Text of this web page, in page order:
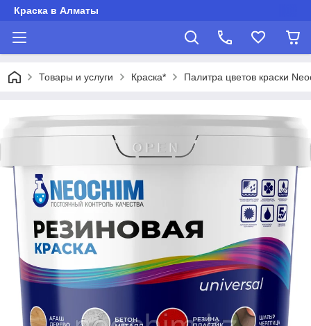
Краска в Алматы
Товары и услуги Краска* Палитра цветов краски